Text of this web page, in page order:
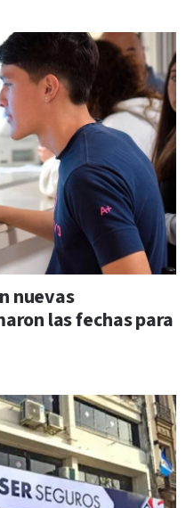
nuevas
las fechas para